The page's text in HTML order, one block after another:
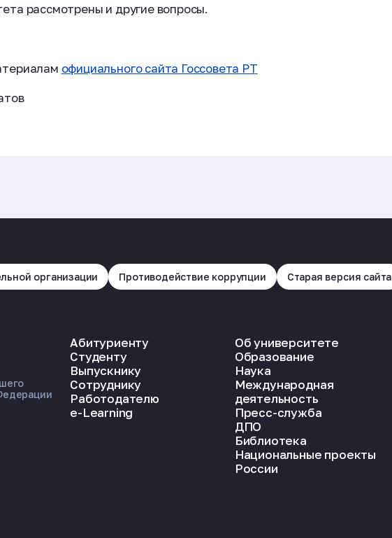
рассмотрены и другие вопросы.
официального сайта Госсовета РТ
организации Противодействие коррупции Старая версия сайта
Абитуриенту
Студенту
Выпускнику
Сотруднику
Работодателю
e-Learning
Об университете
Образование
Наука
Международная
деятельность
Пресс-служба
ДПО
Библиотека
Национальные проекты
России